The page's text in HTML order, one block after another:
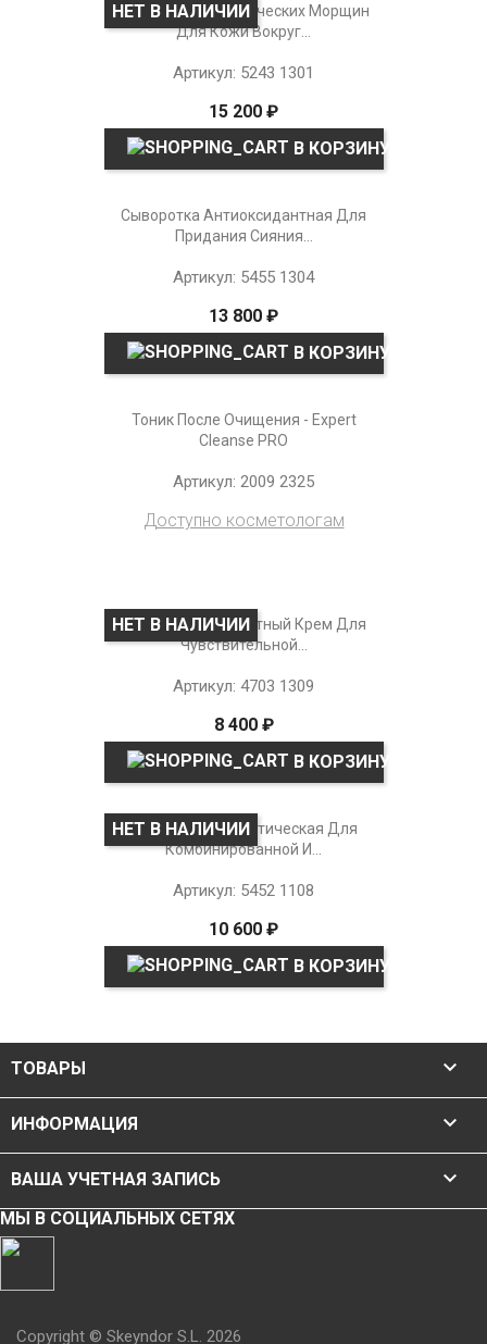
Крем Против Мимических Морщин
Для Кожи Вокруг...
Артикул: 5243 1301
15 200 ₽
В КОРЗИНУ
НЕТ В НАЛИЧИИ
Сыворотка Антиоксидантная Для
Придания Сияния...
Артикул: 5455 1304
13 800 ₽
В КОРЗИНУ
Тоник После Очищения - Expert
Cleanse PRO
Артикул: 2009 2325
Доступно косметологам
Термальный Защитный Крем Для
Чувствительной...
Артикул: 4703 1309
8 400 ₽
В КОРЗИНУ
НЕТ В НАЛИЧИИ
Эмульсия Энергетическая Для
Комбинированной И...
Артикул: 5452 1108
10 600 ₽
В КОРЗИНУ
НЕТ В НАЛИЧИИ
ТОВАРЫ 
ИНФОРМАЦИЯ 
ВАША УЧЕТНАЯ ЗАПИСЬ 
МЫ В СОЦИАЛЬНЫХ СЕТЯХ
Copyright © Skeyndor S.L. 2026